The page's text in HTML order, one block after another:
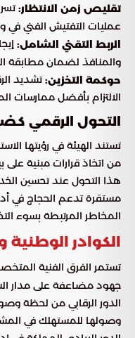
تقليص زمن الانتظار:
عمليات التفتيش الفني
الربط التقني الشامل:
والمنافذ لضمان مطابقة
حوكمة التخزين:تشديد
الالتزام بأفضل ممارسات
التحول الرقمي
تستند الهيئة في رؤيتها
من اتخاذ قرارات مبنية على
هذا التحول عند تحسين
مستقرة تدعم الحجاج في
المخاطر المرتبطة بسوء
الكوادر
تستمر الفرق الفنية
جهود مضاعفة على مدار
الدور الرقابي من لحظة
وصولها للمستهلك في